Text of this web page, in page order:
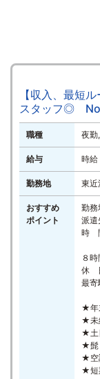
【収入、最短
スタッフ◎
職種 夜勤
給与 時
勤務地 東近
おすすめ
ポイント
勤務
派遣
時
２
８時
休
最寄
★年
★未
★土
★髭
★空
★短